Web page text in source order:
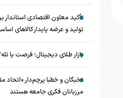
تأکید معاون اقتصادی استاندار
تولید و عرضه پایدار کالاهای
بازار طلای دیجیتال؛ فرصت یا
نخبگان و خطبا پرچم‌دار
مرزبانان فکری جامعه هستند